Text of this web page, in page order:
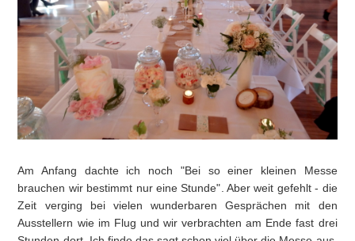
Am Anfang dachte ich noch "Bei so einer kleinen Messe
brauchen wir bestimmt nur eine Stunde". Aber weit gefehlt - die
Zeit verging bei vielen wunderbaren Gesprächen mit den
Ausstellern wie im Flug und wir verbrachten am Ende fast drei